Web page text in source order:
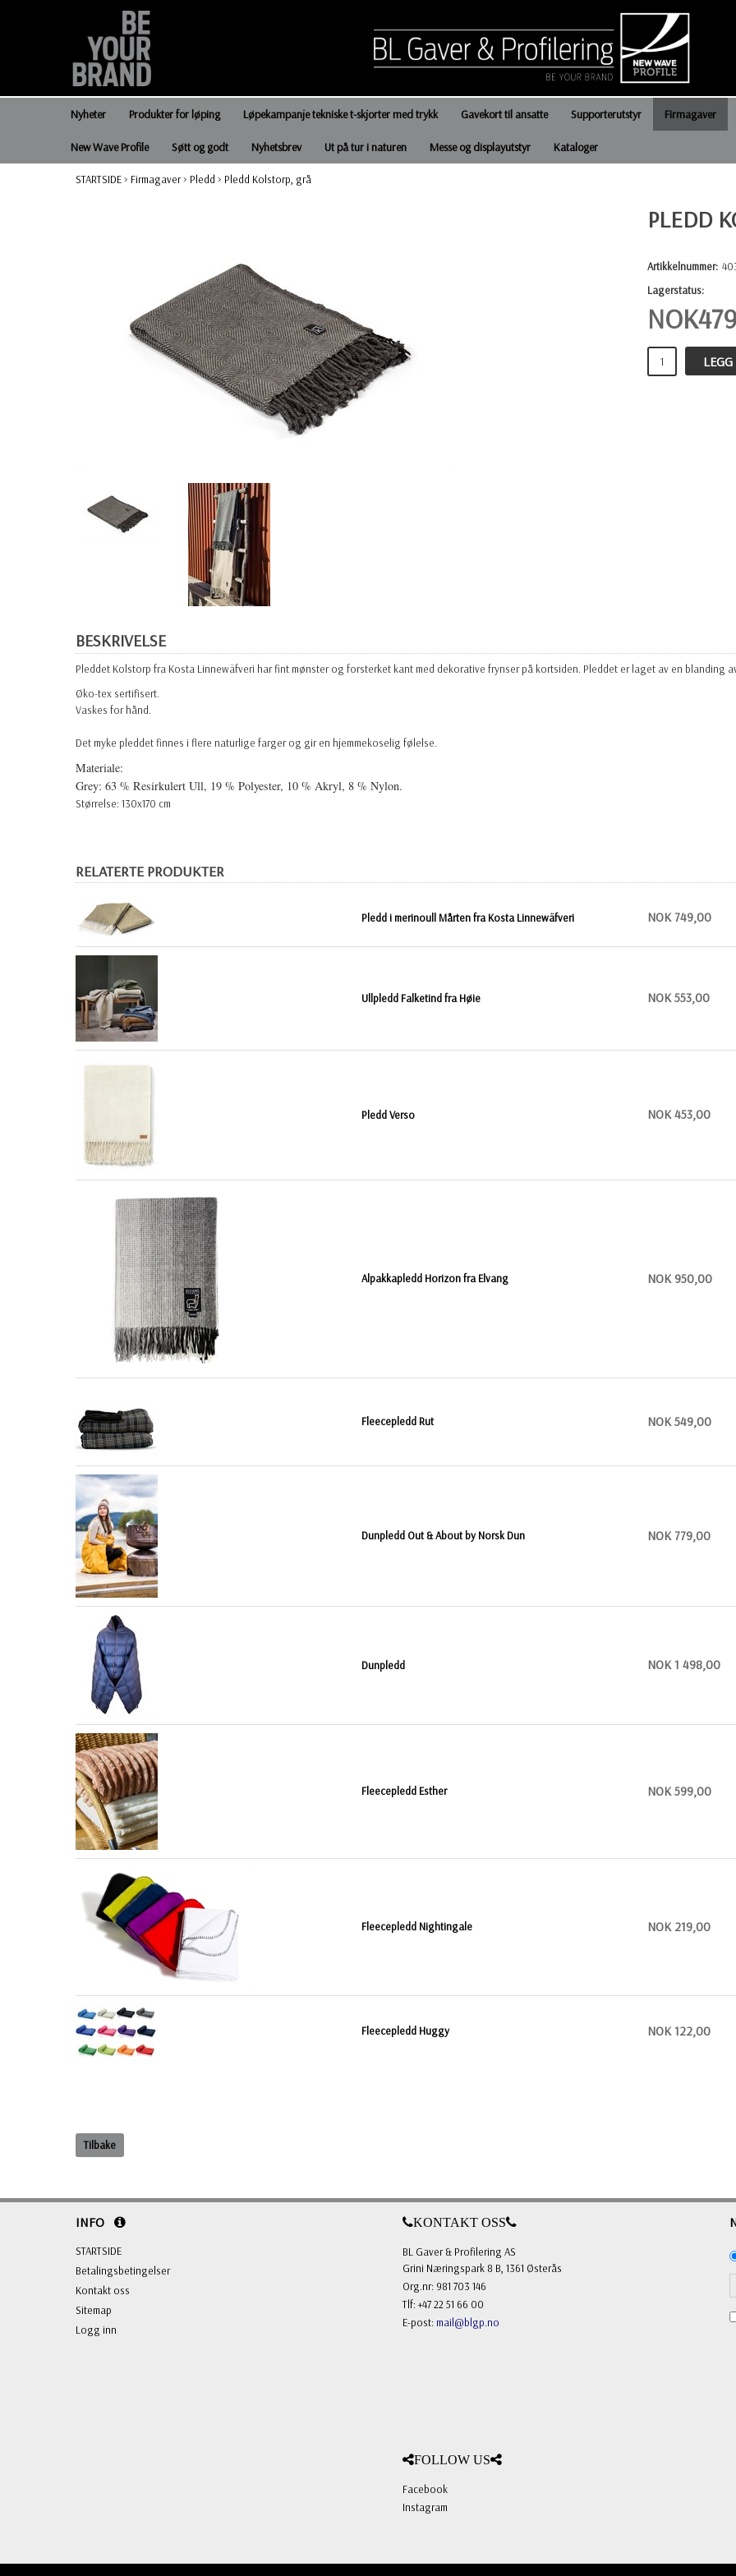
Nyheter Produkter for løping Løpekampanje tekniske t-skjorter med trykk Gavekort til ansatte Supporterutstyr Firmagaver
New Wave Profile Søtt og godt Nyhetsbrev Ut på tur i naturen Messe og displayutstyr Kataloger
STARTSIDE> Firmagaver> Pledd > Pledd Kolstorp, grå
PLEDD
Artikkelnummer:
Lagerstatus:
NOK
BESKRIVELSE
Pleddet Kolstorp fra Kosta Linnewäfveri har fint mønster og forsterket kant med dekorative frynser på kortsiden. Pleddet er laget av en blanding
Øko-tex sertifisert.
Vaskes for hånd.
Det myke pleddet finnes i flere naturlige farger og gir en hjemmekoselig følelse.
Materiale:
Grey: 63 % Resirkulert Ull, 19 % Polyester, 10 % Akryl, 8 % Nylon.
Størrelse: 130x170 cm
RELATERTE PRODUKTER
Pledd i merinoull Mårten fra Kosta Linnewäfveri NOK 749,00
Ullpledd Falketind fra Høie NOK 553,00
Pledd Verso NOK 453,00
Alpakkapledd Horizon fra Elvang NOK 950,00
Fleecepledd Rut NOK 549,00
Dunpledd Out & About by Norsk Dun NOK 779,00
Dunpledd NOK 1 498,00
Fleecepledd Esther NOK 599,00
Fleecepledd Nightingale NOK 219,00
Fleecepledd Huggy NOK 122,00
Tilbake
INFO
STARTSIDE
Betalingsbetingelser
Kontakt oss
Sitemap
Logg inn
KONTAKT OSS
BL Gaver & Profilering AS
Grini Næringspark 8 B, 1361 Østerås
Org.nr: 981 703 146
Tlf: +47 22 51 66 00
E-post: mail@blgp.no
FOLLOW US
Facebook
Instagram